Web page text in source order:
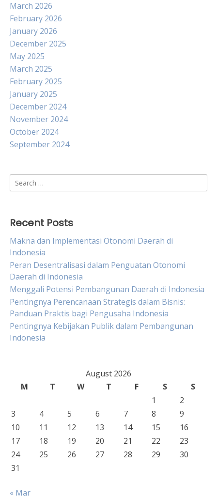
March 2026
February 2026
January 2026
December 2025
May 2025
March 2025
February 2025
January 2025
December 2024
November 2024
October 2024
September 2024
Search
for:
Recent Posts
Makna dan Implementasi Otonomi Daerah di
Indonesia
Peran Desentralisasi dalam Penguatan Otonomi
Daerah di Indonesia
Menggali Potensi Pembangunan Daerah di Indonesia
Pentingnya Perencanaan Strategis dalam Bisnis:
Panduan Praktis bagi Pengusaha Indonesia
Pentingnya Kebijakan Publik dalam Pembangunan
Indonesia
August 2026
M
T W T F S
S
1
2
3
4 5 6 7 8
9
10
11 12 13 14 15
16
17
18 19 20 21 22
23
24
25 26 27 28 29
30
31
« Mar